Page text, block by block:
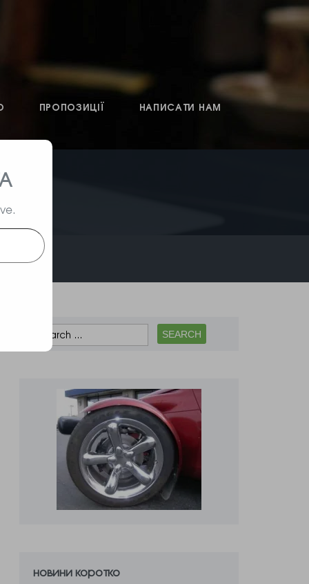
ПРОПОЗИЦІЇ НАПИСАТИ НАМ
новини коротко